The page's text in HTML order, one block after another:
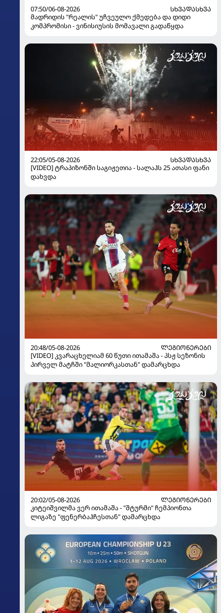
07:50/06-08-2026
ᲡᲮᲕᲐᲓᲐᲡᲮᲕᲐ
მადრიდის "რეალის" უჩვეულო ქმედება და დიდი
კომპრომისი - ვინისიუსის მომავალი გადაწყდა
22:05/05-08-2026
ᲡᲮᲕᲐᲓᲐᲡᲮᲕᲐ
[VIDEO] ტრაპიზონში საგიჟეთია - სალაჰს 25 ათასი ფანი
დახვდა
20:48/05-08-2026
ᲚᲔᲒᲘᲝᲜᲔᲠᲔᲑᲘ
[VIDEO] კვარაცხელიამ 60 წუთი ითამაშა - პსჟ სეზონის
პირველ მატჩში "მალიორკასთან" დამარცხდა
20:02/05-08-2026
ᲚᲔᲒᲘᲝᲜᲔᲠᲔᲑᲘ
კიტეიშვილმა ვერ ითამაშა - "შტურმი" ჩემპიონთა
ლიგაზე "ფენერბაჰჩესთან" დამარცხდა